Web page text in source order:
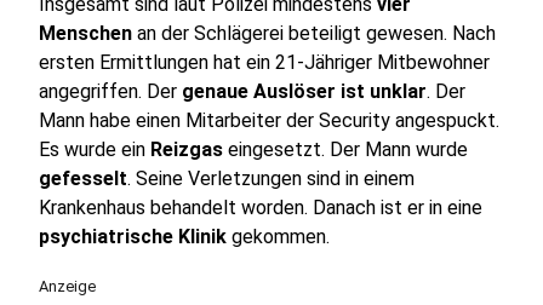
Menschen an der Schlägerei beteiligt gewesen. Nach
ersten Ermittlungen hat ein 21-Jähriger Mitbewohner
angegriffen. Der genaue Auslöser ist unklar. Der
Mann habe einen Mitarbeiter der Security angespuckt.
Es wurde ein Reizgas eingesetzt. Der Mann wurde
gefesselt. Seine Verletzungen sind in einem
Krankenhaus behandelt worden. Danach ist er in eine
psychiatrische Klinik gekommen.
Anzeige